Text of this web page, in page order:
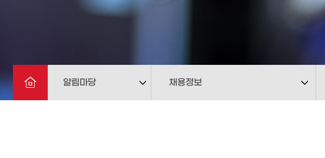
알림마당 채용정보